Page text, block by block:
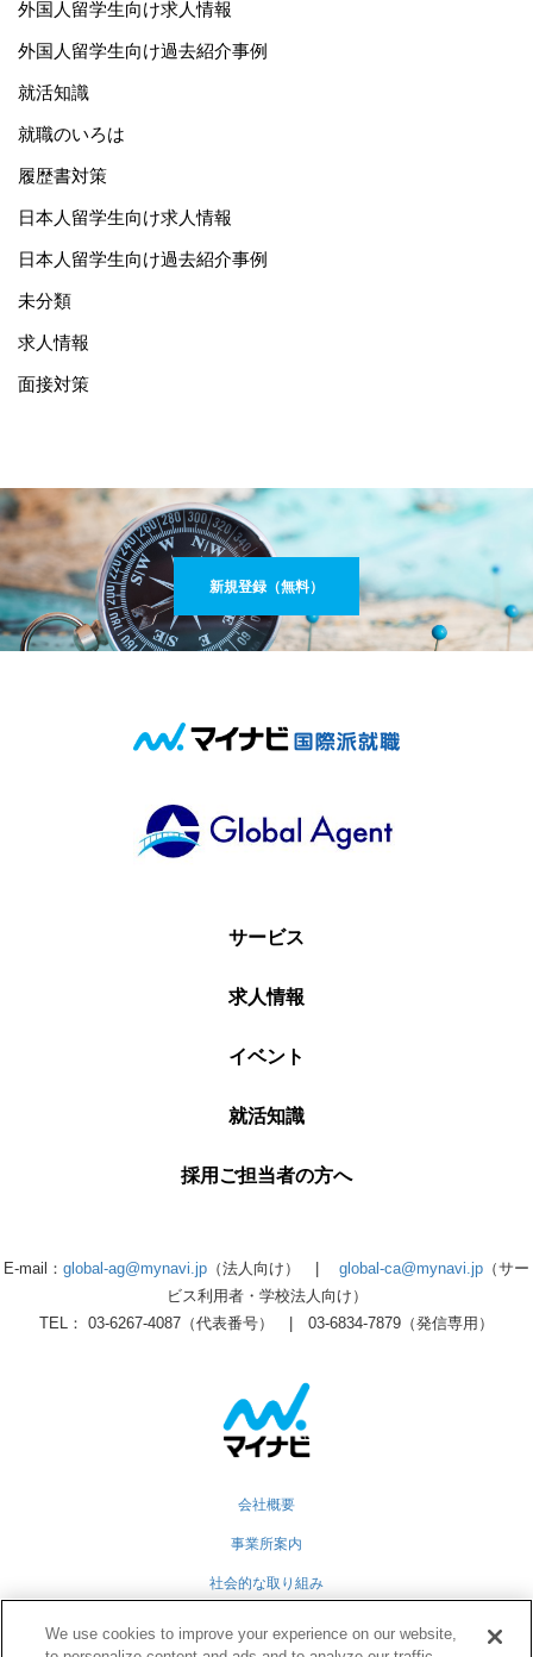
外国人留学生向け求人情報
外国人留学生向け過去紹介事例
就活知識
就職のいろは
履歴書対策
日本人留学生向け求人情報
日本人留学生向け過去紹介事例
未分類
求人情報
面接対策
新規登録（無料）
サービス
求人情報
イベント
就活知識
採用ご担当者の方へ
E-mail： global-ag@mynavi.jp （法人向け） | global-ca@mynavi.jp （サー
ビス利用者・学校法人向け）
TEL： 03-6267-4087（代表番号） | 03-6834-7879（発信専用）
会社概要
事業所案内
社会的な取り組み
We use cookies to improve your experience on our website,